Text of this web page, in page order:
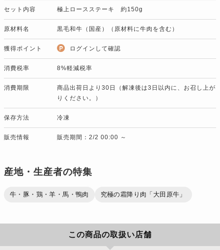
セット内容 極上ロースステーキ 約150g
原材料名 黒毛和牛（国産）（原材料に牛肉を含む）
獲得ポイント ログインして確認
消費税率 8%軽減税率
消費期限
商品出荷日より30日（解凍後は3日以内に、お召し上が
りください。）
保存方法 冷凍
販売情報 販売期間：2/2 00:00 ～
産地・生産者の特集
牛・豚・鶏・羊・馬・鴨肉 究極の霜降り肉「大田原牛」
この商品の取扱い店舗